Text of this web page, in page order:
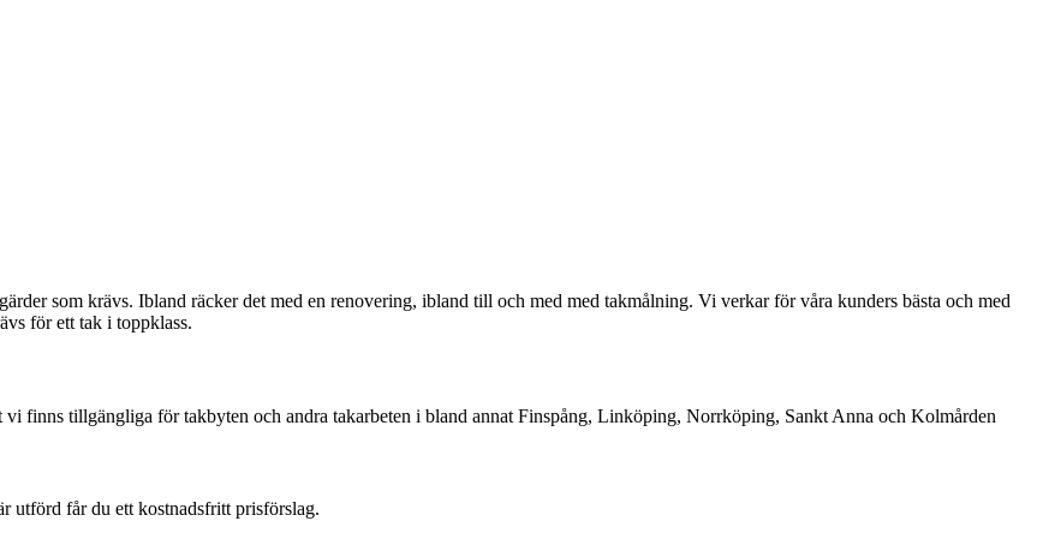
som krävs. Ibland räcker det med en renovering, ibland till och med med takmålning. Vi verkar för våra kunders bästa och med
för ett tak i toppklass.
vi finns tillgängliga för takbyten och andra takarbeten i bland annat Finspång, Linköping, Norrköping, Sankt Anna och Kolmården
utförd får du ett kostnadsfritt prisförslag.